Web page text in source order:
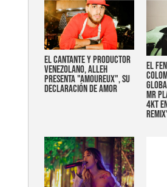
EL CANTANTE Y PRODUCTOR
VENEZOLANO, ALLEH
PRESENTA "AMOUREUX", SU
DECLARACIÓN DE AMOR
EL
MR
4KT